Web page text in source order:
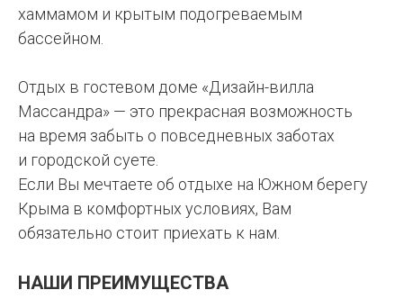
хаммамом и крытым подогреваемым
бассейном.
Отдых в гостевом доме «Дизайн-вилла
Массандра» — это прекрасная возможность
на время забыть о повседневных заботах
и городской суете.
Если Вы мечтаете об отдыхе на Южном берегу
Крыма в комфортных условиях, Вам
обязательно стоит приехать к нам.
НАШИ ПРЕИМУЩЕСТВА